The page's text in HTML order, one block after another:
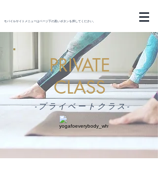
モバイルサイトメニューはページ下の黒いボタンを押してください。
PRIVATE
CLASS
-プライベートクラス-